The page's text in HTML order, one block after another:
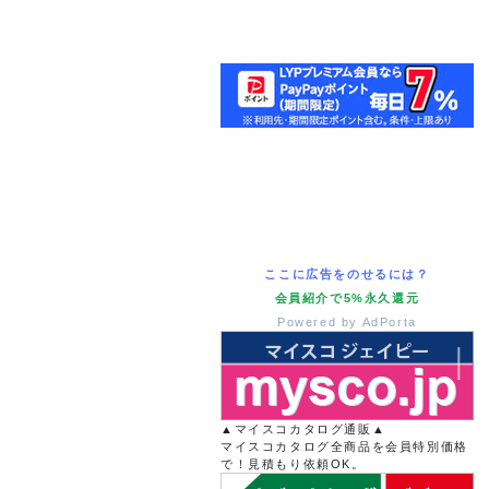
ここに広告をのせるには？
会員紹介で5%永久還元
Powered by AdPorta
▲マイスコカタログ通販▲
マイスコカタログ全商品を会員特別価格
で！見積もり依頼OK。